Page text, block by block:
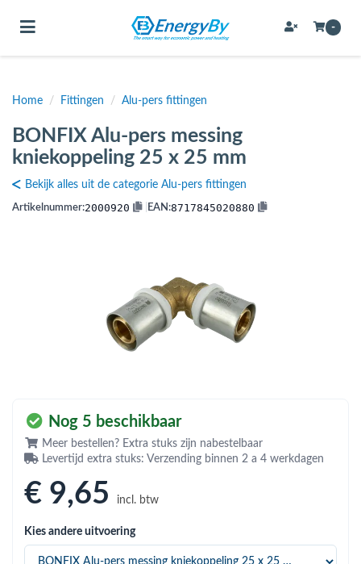
(Bevestigingsmateriaal / schroeven)
(Buffervaten, hygiene boilers & boilervaten)
(Buizen & leidingen)
(Expansievaten)
(Gereedschap)
(Installatiemateriaal)
(Rookkanalen)
(Sanitair)
(Verwarming, kachels & ketels)
(Zonneboilersets & onderdelen)
Toggle navigation -
Home / Fittingen / Alu-pers fittingen
BONFIX Alu-pers messing
kniekoppeling 25 x 25 mm
Bekijk alles uit de categorie Alu-pers fittingen
Artikelnummer:2000920 EAN:8717845020880
Nog 5 beschikbaar
Meer bestellen? Extra stuks zijn nabestelbaar
Levertijd extra stuks: Verzending binnen 2 a 4 werkdagen
€ 9,65 incl. btw
Kies andere uitvoering